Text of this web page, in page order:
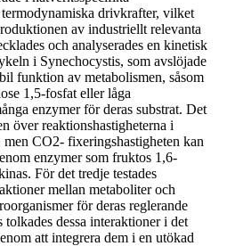
drivkrafter, vilket
av industriellt relevanta
och analyserades en kinetisk
i Synechocystis, som avslöjade
funktion av metabolismen, såsom
1,5-fosfat eller låga
enzymer för deras substrat. Det
över reaktionshastigheterna i
CO2- fixeringshastigheten kan
enzymer som fruktos 1,6-
För det tredje testades
mellan metaboliter och
för deras reglerande
dessa interaktioner i det
att integrera dem i en utökad